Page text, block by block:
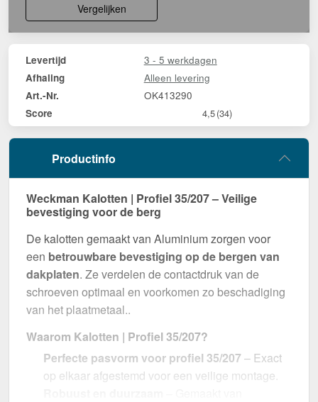
Vergelijken
Levertijd 3 - 5 werkdagen
Afhaling Alleen levering
Art.-Nr. OK413290
Score 4,5(34)
Productinfo
Weckman Kalotten | Profiel 35/207 – Veilige
bevestiging voor de berg
De kalotten gemaakt van Aluminium zorgen voor
een betrouwbare bevestiging op de bergen van
dakplaten. Ze verdelen de contactdruk van de
schroeven optimaal en voorkomen zo beschadiging
van het plaatmetaal..
Waarom Kalotten | Profiel 35/207?
Perfecte pasvorm voor profiel 35/207 – Exact
op elkaar afgestemd voor een veilige montage.